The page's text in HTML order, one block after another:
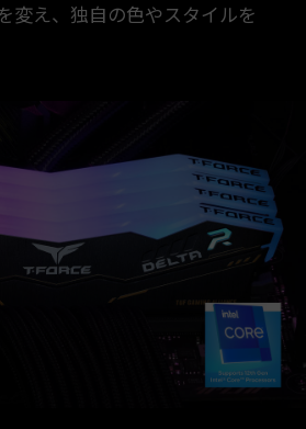
変え、独自の色やスタイルを